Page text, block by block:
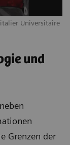
Universitaire
und
Grenzen der